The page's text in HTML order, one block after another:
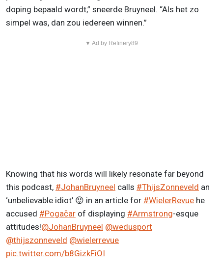
doping bepaald wordt,” sneerde Bruyneel. “Als het zo
simpel was, dan zou iedereen winnen.”
▼ Ad by Refinery89
Knowing that his words will likely resonate far beyond
this podcast, #JohanBruyneel calls #ThijsZonneveld an
‘unbelievable idiot’ 😝 in an article for #WielerRevue he
accused #Pogačar of displaying #Armstrong-esque
attitudes!@JohanBruyneel @wedusport
@thijszonneveld @wielerrevue
pic.twitter.com/b8GizkFiOI